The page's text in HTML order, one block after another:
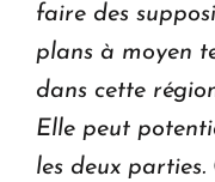
faire des
plans à moyen
dans cette
Elle peut
les deux